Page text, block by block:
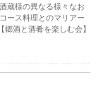
蔵様の異なる様々なお
ース料理とのマリアー
郷酒と酒肴を楽しむ会】